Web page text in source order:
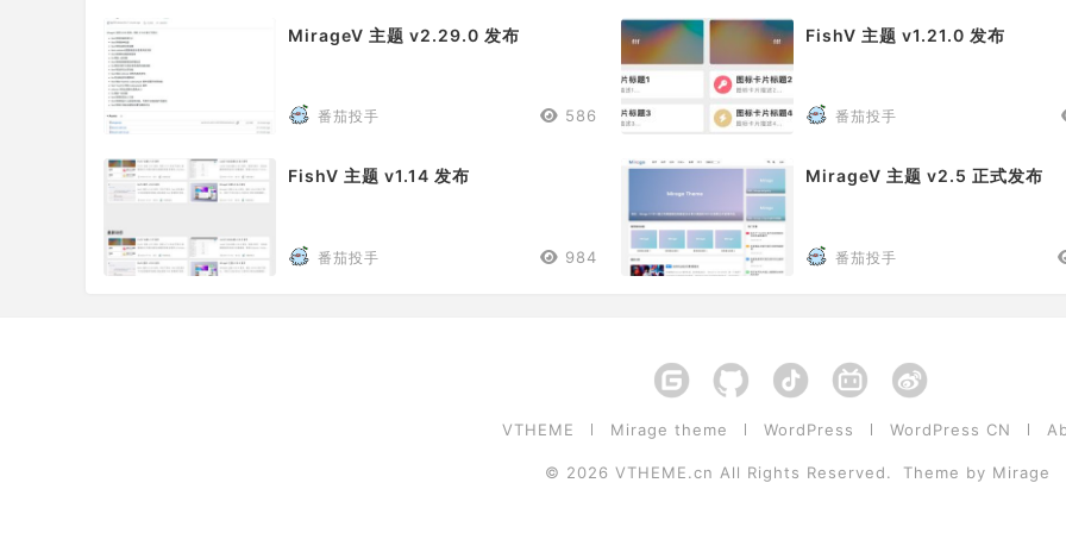
MirageV 主题 v2.29.0 发布
番茄投手 586
FishV 主题 v1.21.0 发布
番茄投手
FishV 主题 v1.14 发布
番茄投手 984
MirageV 主题 v2.5 正式发布
番茄投手
VTHEME Mirage theme WordPress WordPress CN
© 2026 VTHEME.cn All Rights Reserved. Theme by Mirage